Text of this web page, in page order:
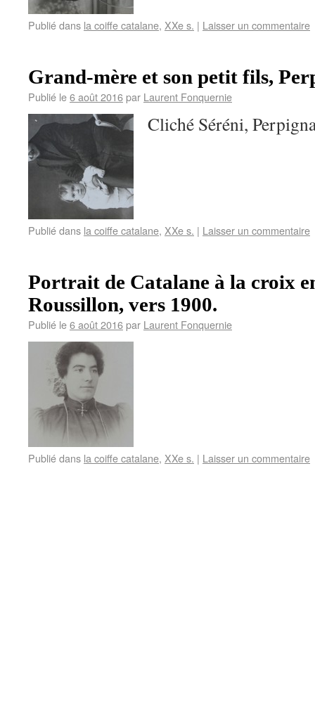
Publié dans la coiffe catalane, XXe s. | Laisser un commentaire
Grand-mère et son petit fils,
Publié le6 août 2016par Laurent Fonquernie
Cliché Séréni,
Publié dans la coiffe catalane, XXe s. | Laisser un commentaire
Portrait de Catalane à la croix
Roussillon, vers 1900.
Publié le6 août 2016par Laurent Fonquernie
Publié dans la coiffe catalane, XXe s. | Laisser un commentaire